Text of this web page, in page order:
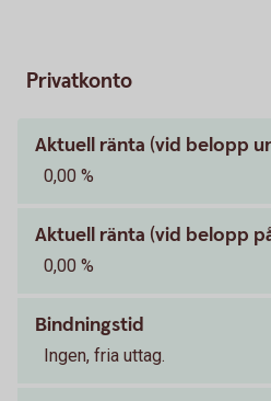
Privatkonto
Aktuell ränta (vid belopp
0,00 %
Aktuell ränta (vid belopp
0,00 %
Bindningstid
Ingen, fria uttag.